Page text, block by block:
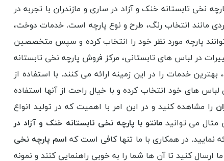
نخی تابستانه خنک و آزاد در ساری و مازندران با تجربه در
مانند انتخاب رنگ، طرح و نوع پارچه است. خدمات دوخت،
پارچه مورد نظر خود را انتخاب کرده و سپس متخصصین
در لباس های تابستانی، مرکز فروش پارچه نخی تابستانه
خدمات را در این زمینه ارائه می کنند. با استفاده از
های خود انتخاب کرده و با خیال راحت از آنها استفاده
را مشاهده کنید و در این امر با اهمیت که در تولید انواع
مثال می توانیدمانتو با پارچه نخی تابستانه خنک و آزاد در
نمایید. در همکاری با ما تنها کافی است که اسم پارچه نخی
ما ارسال کنید تا آن ها شما را به خوبی راهنمایی کنند و نمونه